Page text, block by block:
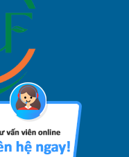
NGHIỆP
Forestry